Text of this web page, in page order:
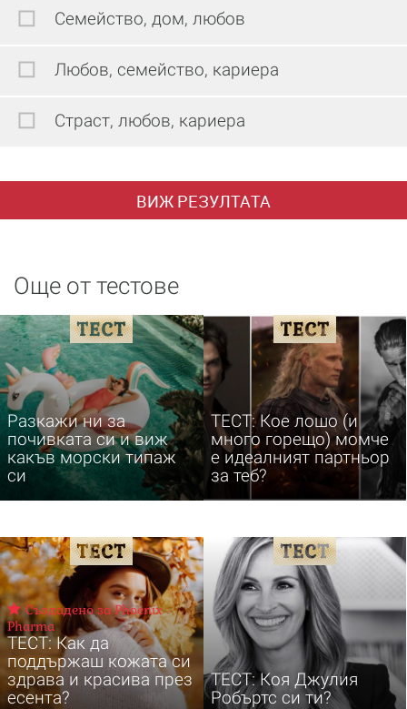
Семейство, дом, любов
Любов, семейство, кариера
Страст, любов, кариера
ВИЖ РЕЗУЛТАТА
Още от тестове
Разкажи ни за
почивката си и виж
какъв морски типаж
си
ТЕСТ: Кое лошо (и
много горещо) момче
е идеалният партньор
за теб?
Създадено за Phoenix
Pharma
ТЕСТ: Как да
поддържаш кожата си
здрава и красива през
есента?
ТЕСТ: Коя Джулия
Робъртс си ти?